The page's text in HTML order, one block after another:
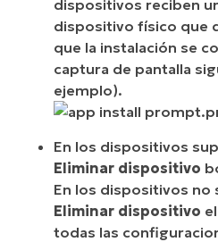
dispositivos reciben
dispositivo físico que
que la instalación se
captura de pantalla
ejemplo).
En los dispositivos
Eliminar dispositivo
En los dispositivos no
Eliminar dispositivo
todas las